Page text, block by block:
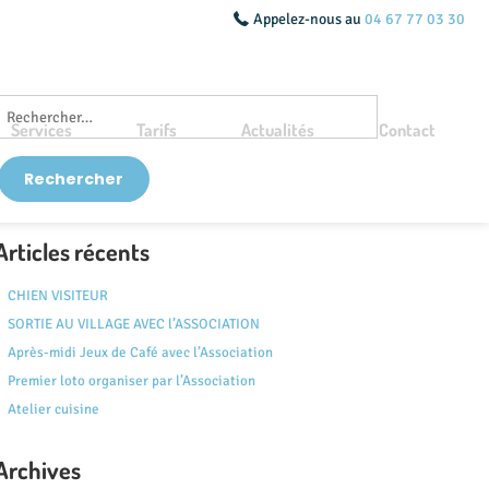
Appelez-nous au 04 67 77 03 30
Services Tarifs Actualités Contact
récents
CHIEN VISITEUR
SORTIE AU VILLAGE AVEC l’ASSOCIATION
Après-midi Jeux de Café avec l’Association
Premier loto organiser par l’Association
Atelier cuisine